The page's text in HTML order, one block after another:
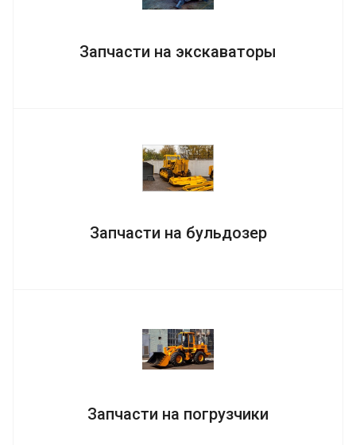
Запчасти на экскаваторы
Запчасти на бульдозер
Запчасти на погрузчики